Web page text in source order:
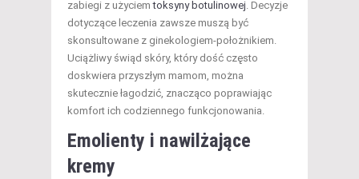
zabiegi z użyciemtoksyny botulinowej. Decyzje
dotyczące leczenia zawsze muszą być
skonsultowane z ginekologiem-położnikiem.
Uciążliwy świąd skóry, który dość często
doskwiera przyszłym mamom, można
skutecznie łagodzić, znacząco poprawiając
komfort ich codziennego funkcjonowania.
Emolienty i nawilżające
kremy